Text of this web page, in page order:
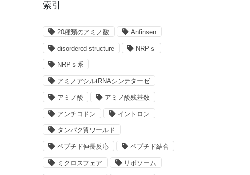
リ
索引
20種類のアミノ酸 Anfinsen
disordered structure NRPｓ
NRPｓ系
アミノアシルtRNAシンテターゼ
アミノ酸 アミノ酸残基数
アンチコドン イントロン
タンパク質ワールド
ペプチド伸長反応 ペプチド結合
ミクロスフェア リボソーム